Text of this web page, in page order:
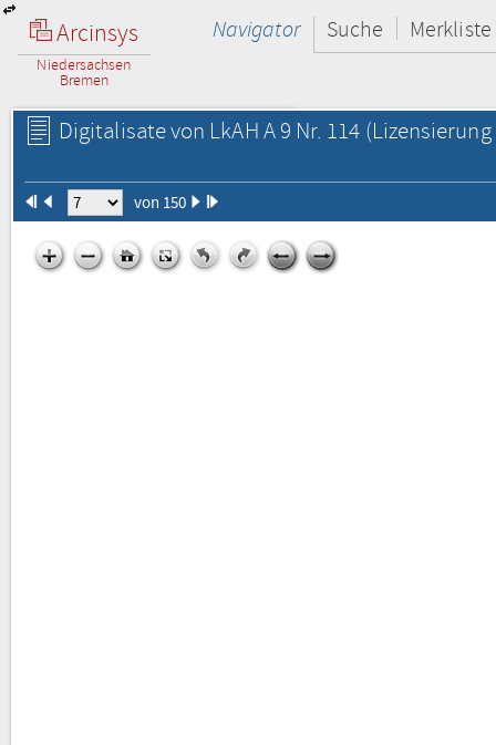
Arcinsys
Niedersachsen
Bremen
Navigator Suche Merkliste
Digitalisate von LkAH A 9 Nr. 114
von 150